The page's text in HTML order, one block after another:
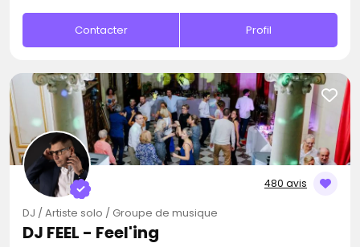
Contacter Profil
480 avis
DJ / Artiste solo / Groupe de musique
DJ FEEL - Feel'ing